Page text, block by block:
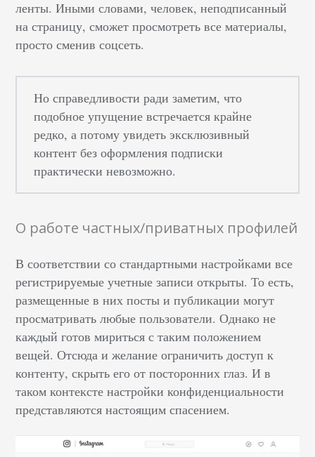
ленты. Иными словами, человек, неподписанный
на страницу, сможет просмотреть все материалы,
просто сменив соцсеть.
Но справедливости ради заметим, что
подобное упущение встречается крайне
редко, а потому увидеть эксклюзивный
контент без оформления подписки
практически невозможно.
О работе частных/приватных профилей
В соответствии со стандартными настройками все
регистрируемые учетные записи открыты. То есть,
размещенные в них посты и публикации могут
просматривать любые пользователи. Однако не
каждый готов мириться с таким положением
вещей. Отсюда и желание ограничить доступ к
контенту, скрыть его от посторонних глаз. И в
таком контексте настройки конфиденциальности
представляются настоящим спасением.